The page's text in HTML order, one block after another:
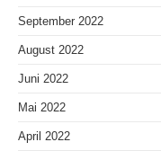
September 2022
August 2022
Juni 2022
Mai 2022
April 2022